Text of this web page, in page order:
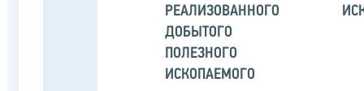
РЕАЛИЗОВАННОГО
ДОБЫТОГО
ПОЛЕЗНОГО
ИСКОПАЕМОГО